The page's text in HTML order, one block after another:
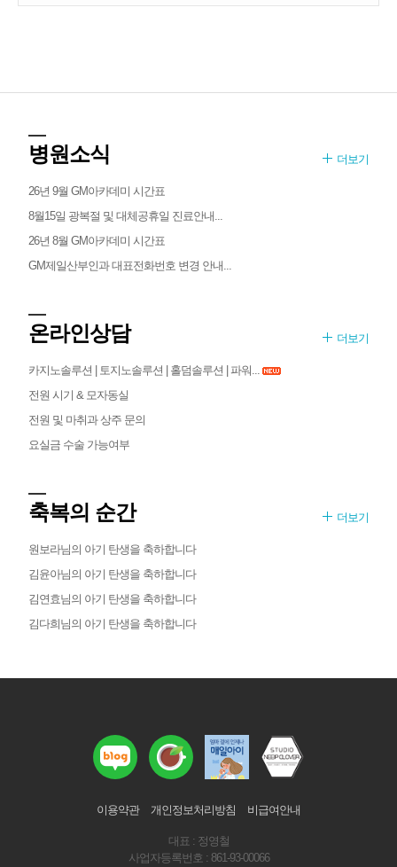
병원소식 더보기
26년 9월 GM아카데미 시간표
8월15일 광복절 및 대체공휴일 진료안내...
26년 8월 GM아카데미 시간표
GM제일산부인과 대표전화번호 변경 안내...
온라인상담 더보기
카지노솔루션 | 토지노솔루션 | 홀덤솔루션 | 파워...
전원 시기 & 모자동실
전원 및 마취과 상주 문의
요실금 수술 가능여부
축복의 순간 더보기
원보라님의 아기 탄생을 축하합니다
김윤아님의 아기 탄생을 축하합니다
김연효님의 아기 탄생을 축하합니다
김다희님의 아기 탄생을 축하합니다
이용약관 개인정보처리방침 비급여안내
대표 : 정영철
사업자등록번호 : 861-93-00066